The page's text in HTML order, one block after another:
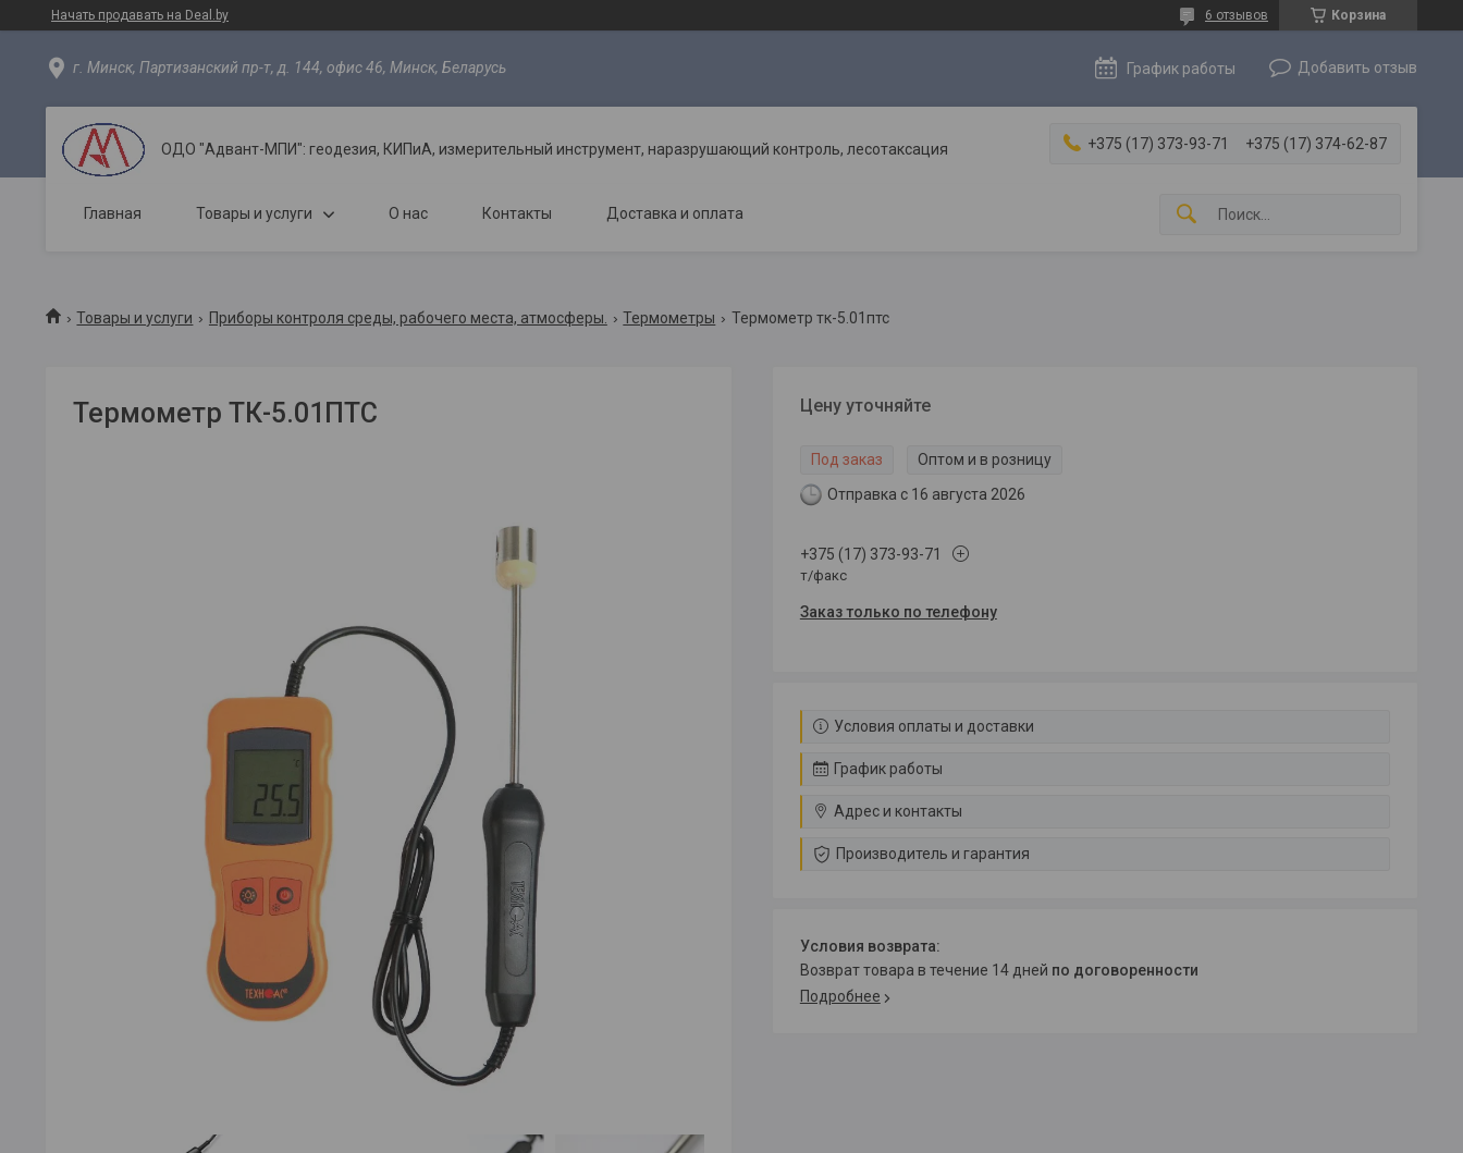
Начать продавать на Deal.by Корзина
6 отзывов
г. Минск, Партизанский пр-т, д. 144, офис 46, Минск, Беларусь График работы Добавить отзыв
ОДО "Адвант-МПИ": геодезия, КИПиА, измерительный инструмент, наразрушающий контроль, лесотаксация +375 (17) 373-93-71 +375 (17) 374-62-87
Главная Товары и услуги О нас Контакты Доставка и оплата
Товары и услуги Приборы контроля среды, рабочего места, атмосферы. Термометры Термометр тк-5.01птс
Термометр ТК-5.01ПТС Цену уточняйте
Под заказ
Оптом и в розницу
Отправка с 16 августа 2026
+375 (17) 373-93-71
т/факс
Заказ только по телефону
Условия оплаты и доставки
График работы
Адрес и контакты
Производитель и гарантия
возврат товара в течение 14 дней по договоренности
Подробнее